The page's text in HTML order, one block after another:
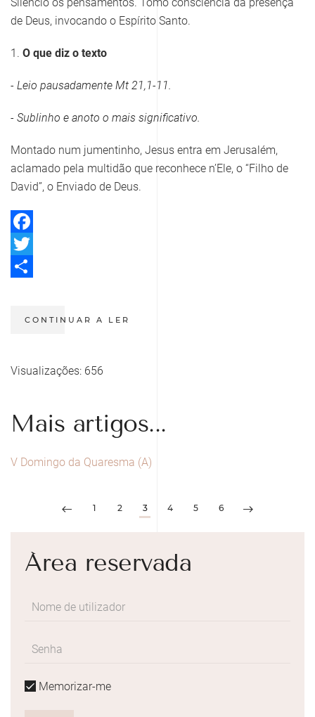
Silencio os pensamentos. Tomo consciência da presença
de Deus, invocando o Espírito Santo.
1. O que diz o texto
- Leio pausadamente Mt 21,1-11.
- Sublinho e anoto o mais significativo.
Montado num jumentinho, Jesus entra em Jerusalém,
aclamado pela multidão que reconhece n’Ele, o “Filho de
David”, o Enviado de Deus.
Facebook
Twitter
CONTINUAR A LER
Visualizações: 656
Mais artigos...
V Domingo da Quaresma (A)
1 2 3 4 5 6
Área reservada
Memorizar-me